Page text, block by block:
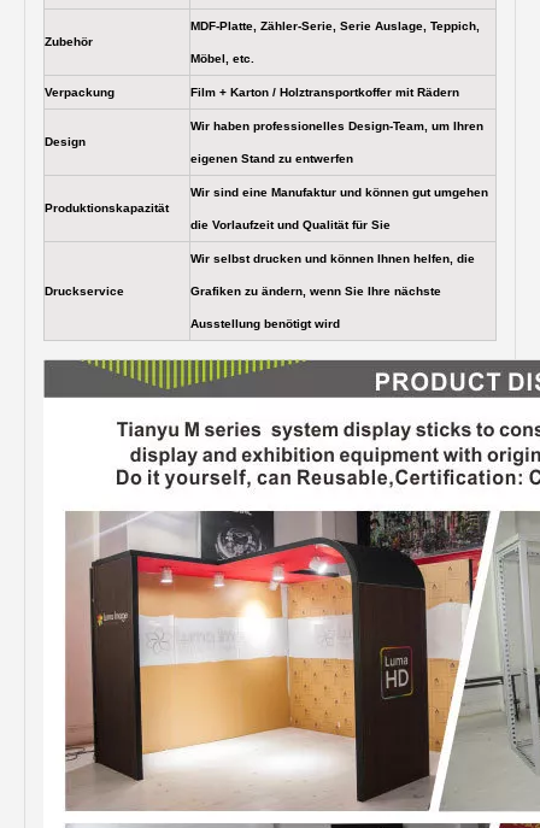
Zubehör
MDF-Platte, Zähler-Serie, Serie Auslage, Teppich,
Möbel, etc.
Verpackung Film + Karton / Holztransportkoffer mit Rädern
Design
Wir haben professionelles Design-Team, um Ihren
eigenen Stand zu entwerfen
Produktionskapazität
Wir sind eine Manufaktur und können gut umgehen
die Vorlaufzeit und Qualität für Sie
Druckservice
Wir selbst drucken und können Ihnen helfen, die
Grafiken zu ändern, wenn Sie Ihre nächste
Ausstellung benötigt wird